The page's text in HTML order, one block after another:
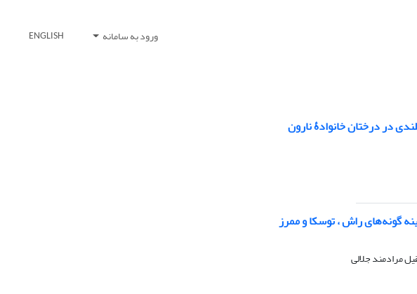
ورود به سامانه ENGLISH
در درختان خانوادۀ نارون
مرادمند جلالی